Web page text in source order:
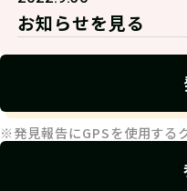
お知らせを見る
※発見報告にGPSを使用する